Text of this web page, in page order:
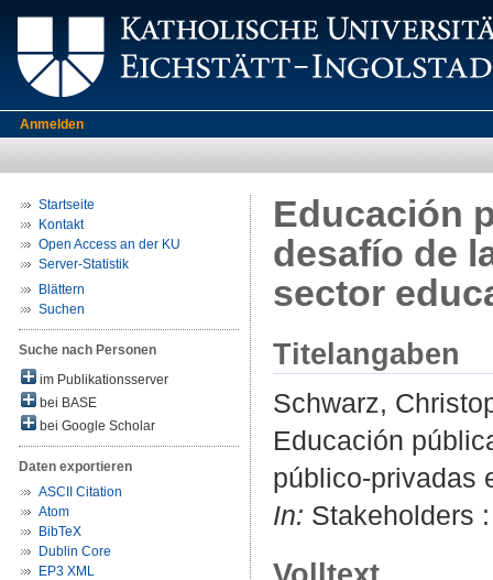
Anmelden
Startseite
Kontakt
Open Access an der KU
Server-Statistik
Blättern
Suchen
Suche nach Personen
im Publikationsserver
bei BASE
bei Google Scholar
Daten exportieren
ASCII Citation
Atom
BibTeX
Dublin Core
EP3 XML
Educación
desafío de
sector
Titelangaben
Schwarz,
Educación
público-privadas
In: Stakeholders